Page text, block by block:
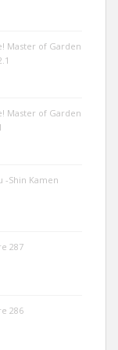
Master of Garden
Master of Garden
-Shin Kamen
287
286